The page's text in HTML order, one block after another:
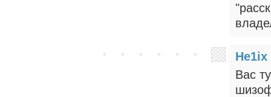
He1ix
Вас